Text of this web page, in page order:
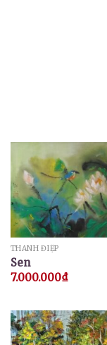
THANH ĐIỆP
Sen
7.000.000₫